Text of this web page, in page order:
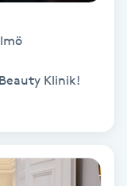
Klinik!